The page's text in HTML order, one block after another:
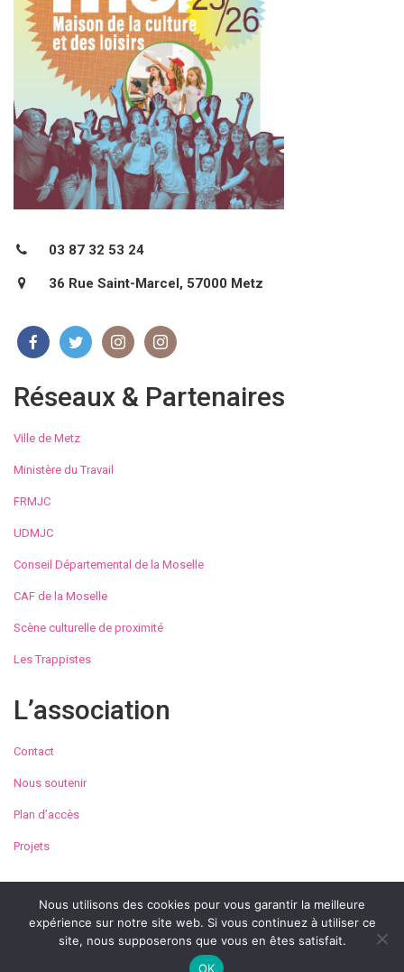
03 87 32 53 24
36 Rue Saint-Marcel, 57000 Metz
Réseaux & Partenaires
Ville de Metz
Ministère du Travail
FRMJC
UDMJC
Conseil Départemental de la Moselle
CAF de la Moselle
Scène culturelle de proximité
Les Trappistes
L’association
Contact
Nous soutenir
Plan d’accès
Projets
© Maison de la Culture et des Loisirs de Metz 2023
Mentions légales
Nous utilisons des cookies pour vous garantir la meilleure
expérience sur notre site web. Si vous continuez à utiliser ce
site, nous supposerons que vous en êtes satisfait.
OK